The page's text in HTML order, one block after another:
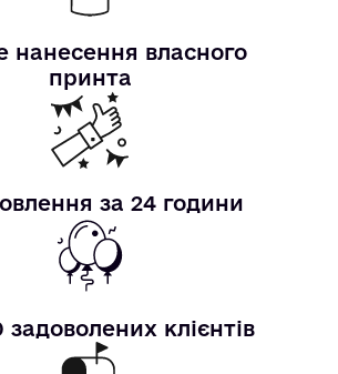
нанесення власного
принта
за 24 години
задоволених клієнтів